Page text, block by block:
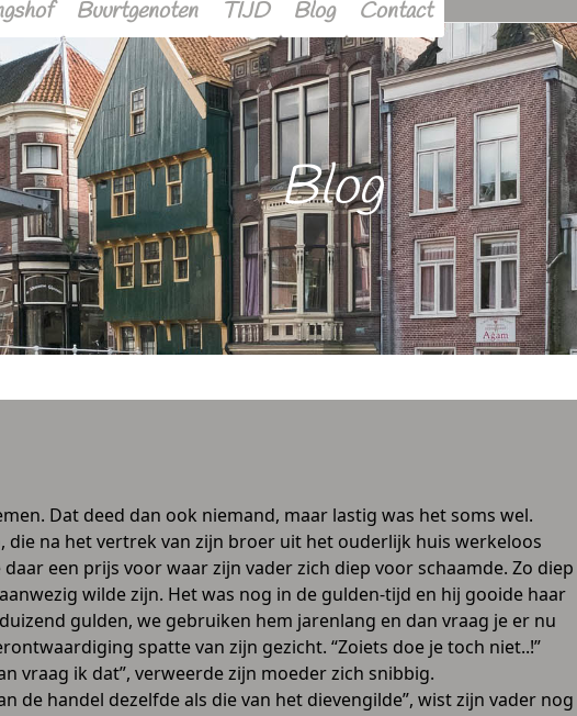
Buurtgenoten TIJD Blog Contact
Blog
Dat deed dan ook niemand, maar lastig was het soms wel.
die na het vertrek van zijn broer uit het ouderlijk huis werkeloos
een prijs voor waar zijn vader zich diep voor schaamde. Zo diep
wilde zijn. Het was nog in de gulden-tijd en hij gooide haar
gulden, we gebruiken hem jarenlang en dan vraag je er nu
spatte van zijn gezicht. “Zoiets doe je toch niet..!”
vraag ik dat”, verweerde zijn moeder zich snibbig.
de handel dezelfde als die van het dievengilde”, wist zijn vader